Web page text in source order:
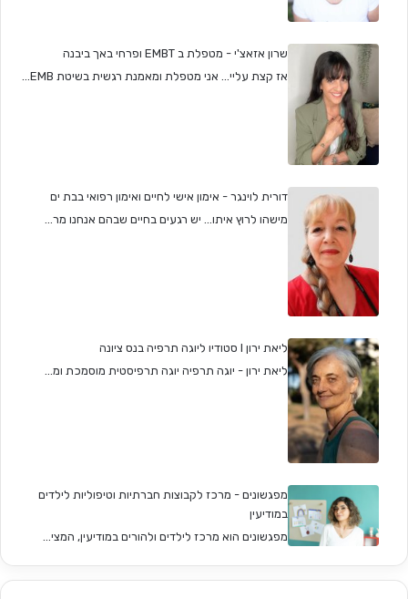
שרון אזאצ'י - מטפלת ב EMBT ופרחי באך ביבנה
אז קצת עליי... אני מטפלת ומאמנת רגשית בשיטת EMB...
דורית לוינגר - אימון אישי לחיים ואימון רפואי בבת ים
מישהו לרוץ איתו... יש רגעים בחיים שבהם אנחנו מר...
ליאת ירון I סטודיו ליוגה תרפיה בנס ציונה
ליאת ירון - יוגה תרפיה יוגה תרפיסטית מוסמכת ומ...
מפגשונים - מרכז לקבוצות חברתיות וטיפוליות לילדים
במודיעין
מפגשונים הוא מרכז לילדים ולהורים במודיעין, המצי...